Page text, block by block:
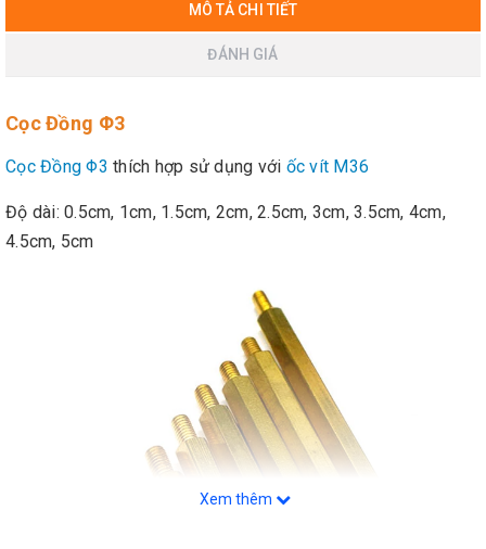
MÔ TẢ CHI TIẾT
ĐÁNH GIÁ
Cọc Đồng Φ3
Cọc Đồng Φ3 thích hợp sử dụng với ốc vít M36
Độ dài: 0.5cm, 1cm, 1.5cm, 2cm, 2.5cm, 3cm, 3.5cm, 4cm,
4.5cm, 5cm
Xem thêm